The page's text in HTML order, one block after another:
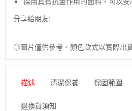
分享給朋友:
◎圖片僅供參考、顏色款式以實際出
描述 清潔保養 保固範圍
退換貨須知